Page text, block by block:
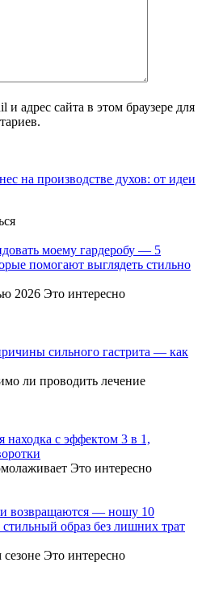
адрес сайта в этом браузере для
на производстве духов: от идеи
моему гардеробу — 5
помогают выглядеть стильно
2026 Это интересно
сильного гастрита — как
ли проводить лечение
с эффектом 3 в 1,
Это интересно
возвращаются — ношу 10
образ без лишних трат
Это интересно